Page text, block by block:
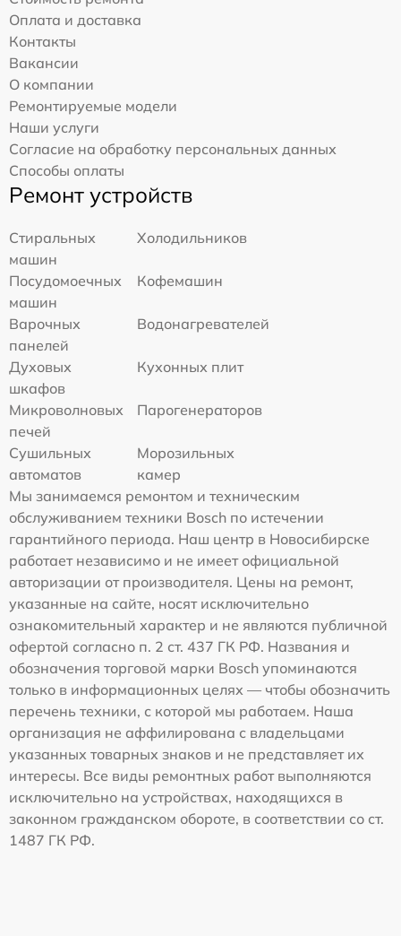
Оплата и доставка
Контакты
Вакансии
О компании
Ремонтируемые модели
Наши услуги
Согласие на обработку персональных данных
Способы оплаты
Ремонт устройств
Стиральных
машин
Холодильников
Посудомоечных
машин
Кофемашин
Варочных
панелей
Водонагревателей
Духовых
шкафов
Кухонных плит
Микроволновых
печей
Парогенераторов
Сушильных
автоматов
Морозильных
камер
Мы занимаемся ремонтом и техническим
обслуживанием техники Bosch по истечении
гарантийного периода. Наш центр в Новосибирске
работает независимо и не имеет официальной
авторизации от производителя. Цены на ремонт,
указанные на сайте, носят исключительно
ознакомительный характер и не являются публичной
офертой согласно п. 2 ст. 437 ГК РФ. Названия и
обозначения торговой марки Bosch упоминаются
только в информационных целях — чтобы обозначить
перечень техники, с которой мы работаем. Наша
организация не аффилирована с владельцами
указанных товарных знаков и не представляет их
интересы. Все виды ремонтных работ выполняются
исключительно на устройствах, находящихся в
законном гражданском обороте, в соответствии со ст.
1487 ГК РФ.